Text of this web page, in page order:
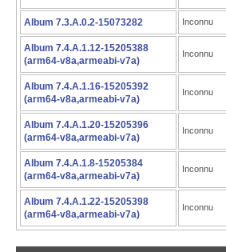
Album 7.3.A.0.2-15073282 Inconnu
Album 7.4.A.1.12-15205388
(arm64-v8a,armeabi-v7a)
Inconnu
Album 7.4.A.1.16-15205392
(arm64-v8a,armeabi-v7a)
Inconnu
Album 7.4.A.1.20-15205396
(arm64-v8a,armeabi-v7a)
Inconnu
Album 7.4.A.1.8-15205384
(arm64-v8a,armeabi-v7a)
Inconnu
Album 7.4.A.1.22-15205398
(arm64-v8a,armeabi-v7a)
Inconnu